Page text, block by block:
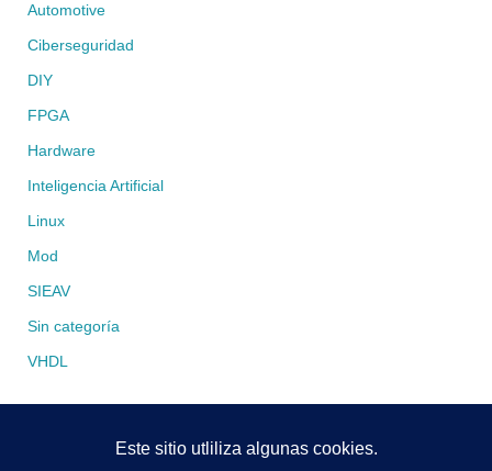
Automotive
Ciberseguridad
DIY
FPGA
Hardware
Inteligencia Artificial
Linux
Mod
SIEAV
Sin categoría
VHDL